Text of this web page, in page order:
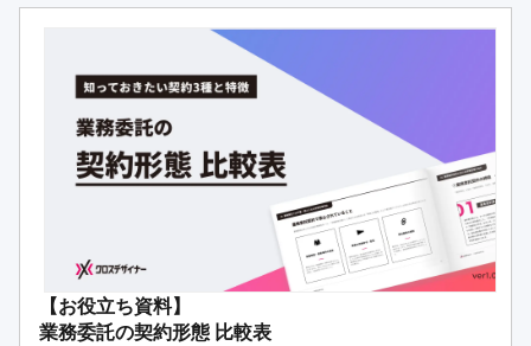
【お役立ち資料】
業務委託の契約形態 比較表